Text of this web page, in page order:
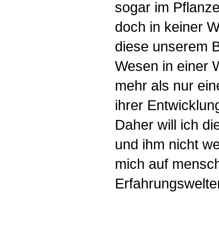
sogar im
doch in keiner
diese unserem
Wesen in einer
mehr als nur
ihrer
Daher will ich
und ihm nicht
mich auf